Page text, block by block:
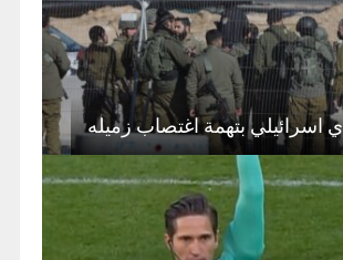
اسرائيلي بتهمة اغتصاب زميله